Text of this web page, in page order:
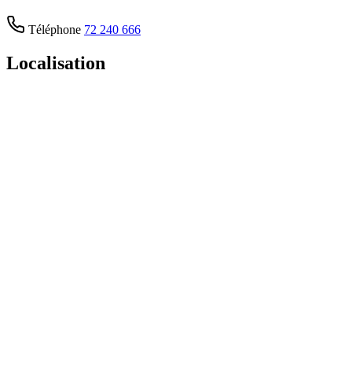
Téléphone 72 240 666
Localisation